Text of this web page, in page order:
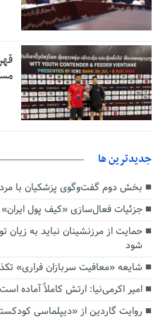
جديدترين ها
بخش دوم گفت‌وگوی پزشکیان با
جزئیات فعال‌سازی «کیف پول
حمایت از مرزنشینان نباید به زیان
شود
شایعه «معافیت سربازان فراری»
امیر اکرمی‌نیا: ارتش کاملاً آماده است
روایت گاردین از «دیپلماسی